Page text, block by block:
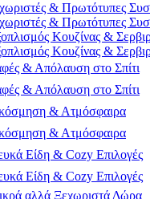
& Πρωτότυπες
& Πρωτότυπες
Κουζίνας &
Κουζίνας &
& Απόλαυση στο Σπίτι
& Απόλαυση στο Σπίτι
& Ατμόσφαιρα
& Ατμόσφαιρα
Είδη & Cozy Επιλογές
Είδη & Cozy Επιλογές
αλλά Ξεχωριστά Δώρα